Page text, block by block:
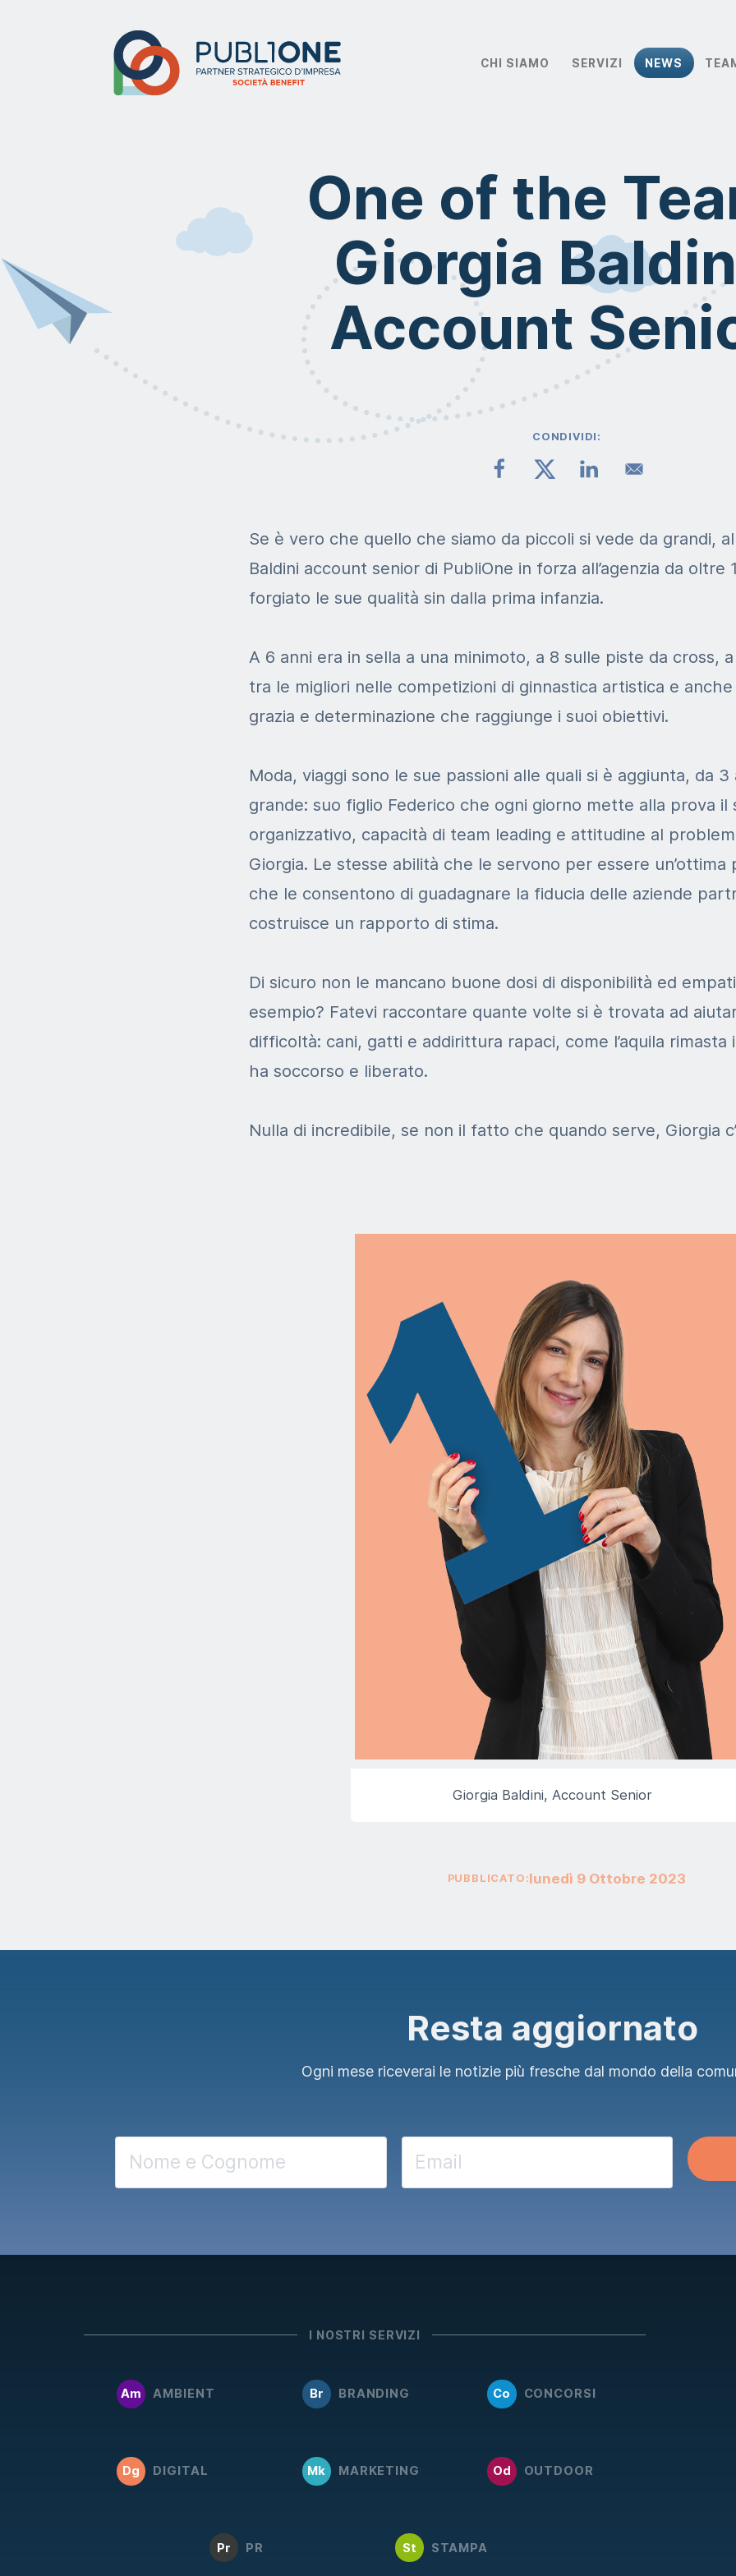
CHI SIAMO SERVIZI NEWS
One of the
Giorgia
Account
CONDIVIDI:
Se è vero che quello che siamo da piccoli si vede da grandi,
Baldini account senior di PubliOne in forza all’agenzia da oltre
forgiato le sue qualità sin dalla prima infanzia.
A 6 anni era in sella a una minimoto, a 8 sulle piste da cross,
tra le migliori nelle competizioni di ginnastica artistica e
grazia e determinazione che raggiunge i suoi obiettivi.
Moda, viaggi sono le sue passioni alle quali si è aggiunta, da 3
grande: suo figlio Federico che ogni giorno mette alla prova il
organizzativo, capacità di team leading e attitudine al
Giorgia. Le stesse abilità che le servono per essere un’ottima
che le consentono di guadagnare la fiducia delle aziende
costruisce un rapporto di stima.
Di sicuro non le mancano buone dosi di disponibilità ed
esempio? Fatevi raccontare quante volte si è trovata ad
difficoltà: cani, gatti e addirittura rapaci, come l’aquila
ha soccorso e liberato.
Nulla di incredibile, se non il fatto che quando serve, Giorgia
Giorgia Baldini, Account Senior
PUBBLICATO:lunedì 9 Ottobre 2023
Resta aggiornato
Ogni mese riceverai le notizie più fresche dal mondo della
I NOSTRI SERVIZI
Am AMBIENT Br BRANDING Co CONCORSI
Dg DIGITAL Mk MARKETING Od OUTDOOR
Pr PR St STAMPA